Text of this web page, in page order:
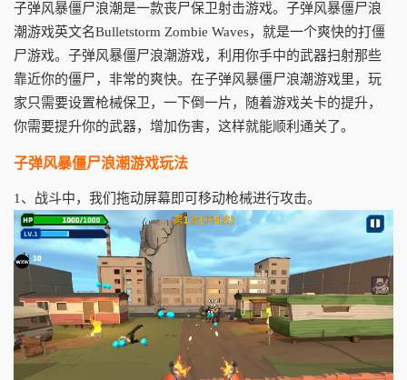
子弹风暴僵尸浪潮是一款丧尸保卫射击游戏。子弹风暴僵尸浪
潮游戏英文名Bulletstorm Zombie Waves，就是一个爽快的打僵
尸游戏。子弹风暴僵尸浪潮游戏，利用你手中的武器扫射那些
靠近你的僵尸，非常的爽快。在子弹风暴僵尸浪潮游戏里，玩
家只需要设置枪械保卫，一下倒一片，随着游戏关卡的提升，
你需要提升你的武器，增加伤害，这样就能顺利通关了。
子弹风暴僵尸浪潮游戏玩法
1、战斗中，我们拖动屏幕即可移动枪械进行攻击。